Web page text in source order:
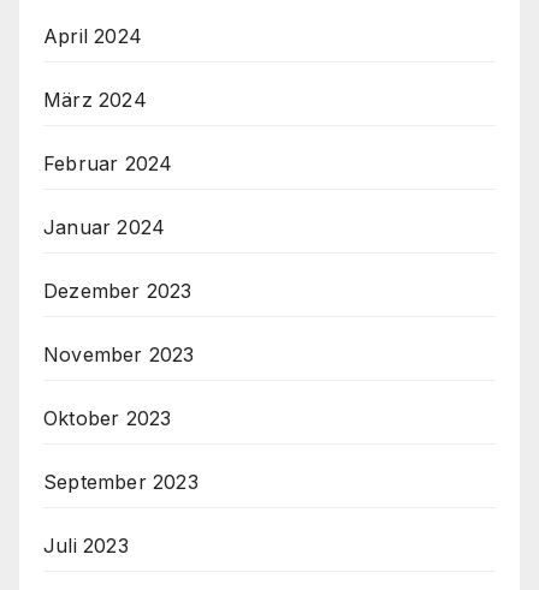
April 2024
März 2024
Februar 2024
Januar 2024
Dezember 2023
November 2023
Oktober 2023
September 2023
Juli 2023